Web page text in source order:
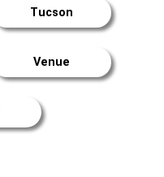
Tucson
Venue